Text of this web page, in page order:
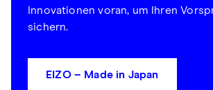
Innovationen voran, um Ihren
sichern.
EIZO – Made in Japan